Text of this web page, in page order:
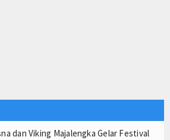
APBD 2026, Dana Tetap Aman
3,14 Triliun, Ini Rincian Anggarannya
dan Viking Majalengka Gelar Festival